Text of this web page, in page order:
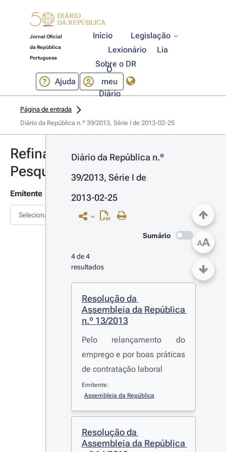
Jornal Oficial
da República
Portuguesa
Início
Legislação
Lexionário
Lia
Sobre o DR
Ajuda
O
meu
Diário
Página de entrada
Diário da República n.º 39/2013, Série I de 2013-02-25
Refinar
Pesquisa
Emitente
Selecionar
Diário da República n.º
39/2013, Série I de
2013-02-25
Sumário
4 de 4
resultados
Resolução da
Assembleia da República
n.º 13/2013
Pelo relançamento do
emprego e por boas práticas
de contratação laboral
Emitente:
Assembleia da República
Resolução da
Assembleia da República
AA